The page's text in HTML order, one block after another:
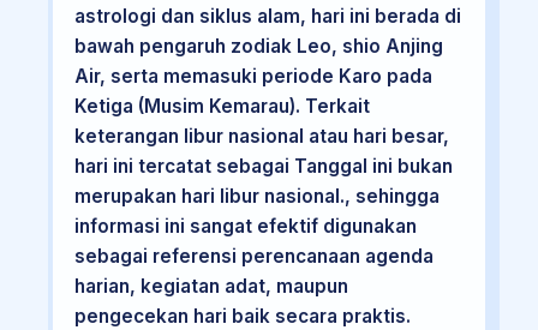
astrologi dan siklus alam, hari ini berada di
bawah pengaruh zodiak Leo, shio Anjing
Air, serta memasuki periode Karo pada
Ketiga (Musim Kemarau). Terkait
keterangan libur nasional atau hari besar,
hari ini tercatat sebagai Tanggal ini bukan
merupakan hari libur nasional., sehingga
informasi ini sangat efektif digunakan
sebagai referensi perencanaan agenda
harian, kegiatan adat, maupun
pengecekan hari baik secara praktis.